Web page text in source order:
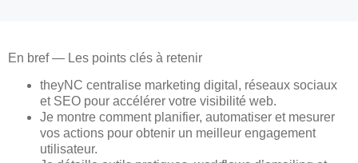
En bref — Les points clés à retenir
theyNC centralise marketing digital, réseaux sociaux
et SEO pour accélérer votre visibilité web.
Je montre comment planifier, automatiser et mesurer
vos actions pour obtenir un meilleur engagement
utilisateur.